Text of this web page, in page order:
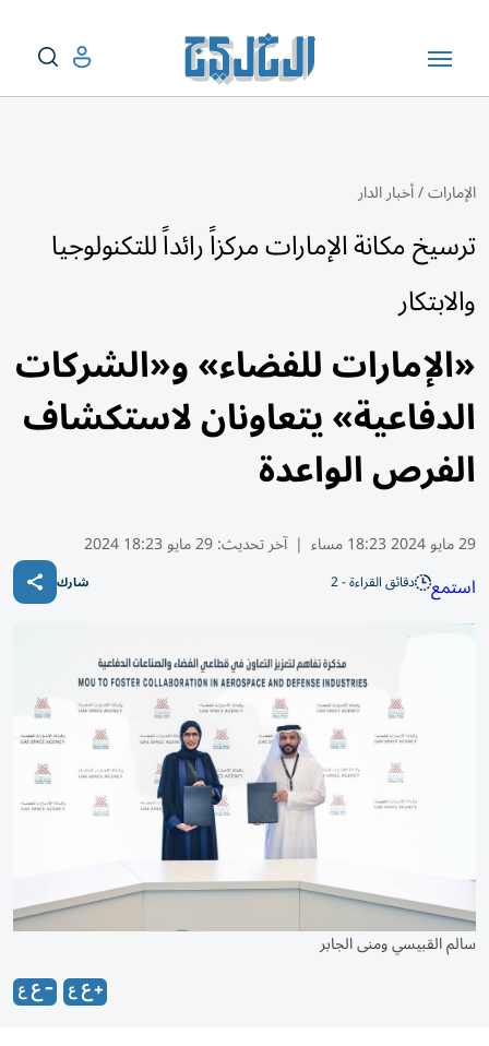
الإمارات/أخبار الدار
ترسيخ مكانة الإمارات مركزاً رائداً للتكنولوجيا
والابتكار
«الإمارات للفضاء» و«الشركات
الدفاعية» يتعاونان لاستكشاف
الفرص الواعدة
29 مايو 2024 18:23 مساء | آخر تحديث:29 مايو 18:23 2024
استمع دقائق القراءة - 2 شارك
سالم القبيسي ومنى الجابر